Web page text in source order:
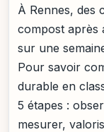
À Rennes, des
compost après
sur une
Pour savoir
durable en
5 étapes :
mesurer,